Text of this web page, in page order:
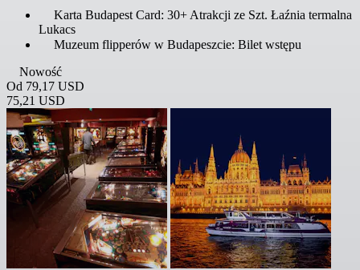
Karta Budapest Card: 30+ Atrakcji ze Szt. Łaźnia termalna
Lukacs
Muzeum flipperów w Budapeszcie: Bilet wstępu
Nowość
Od 79,17 USD
75,21 USD